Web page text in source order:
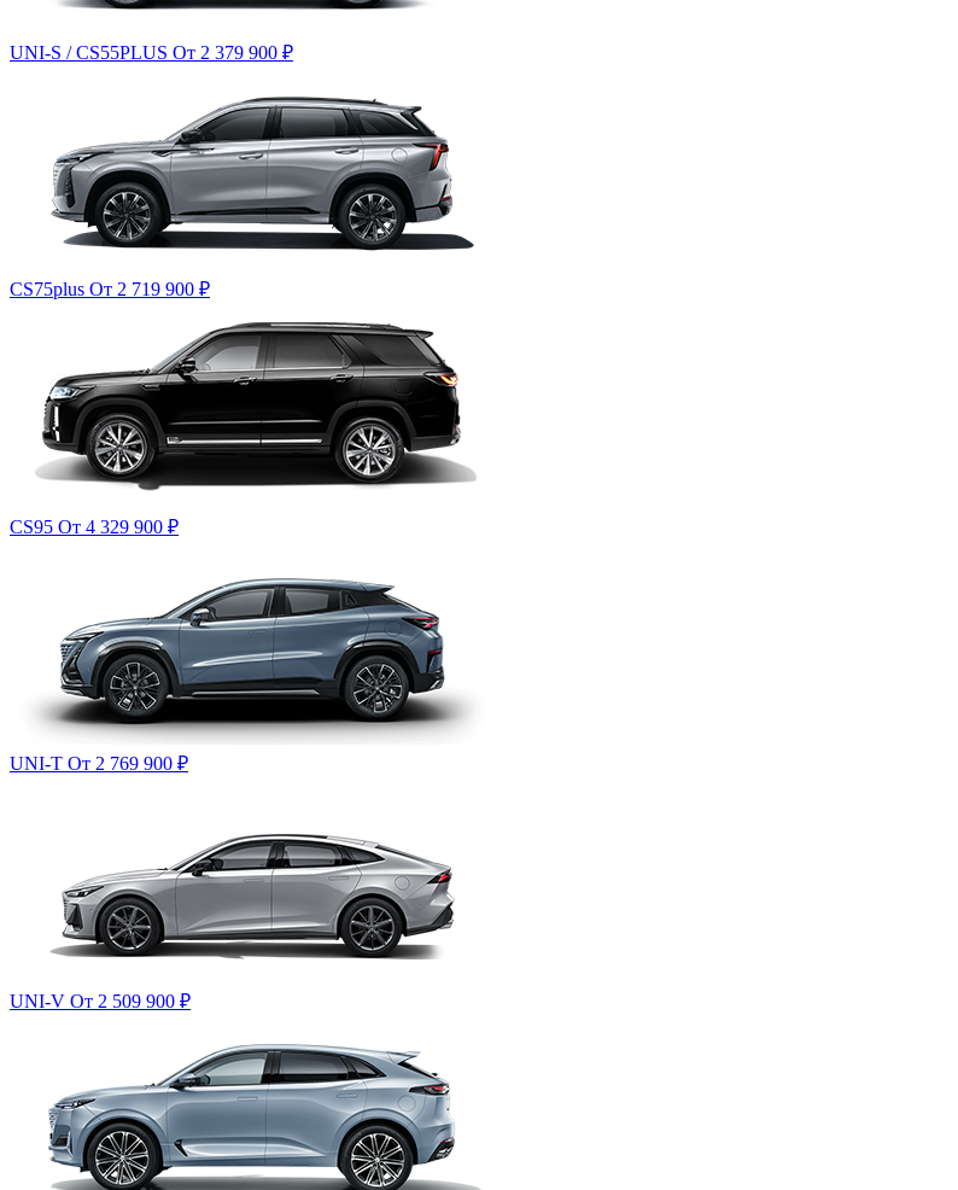
UNI-S / CS55PLUS От 2 379 900 ₽
CS75plus От 2 719 900 ₽
CS95 От 4 329 900 ₽
UNI-T От 2 769 900 ₽
UNI-V От 2 509 900 ₽